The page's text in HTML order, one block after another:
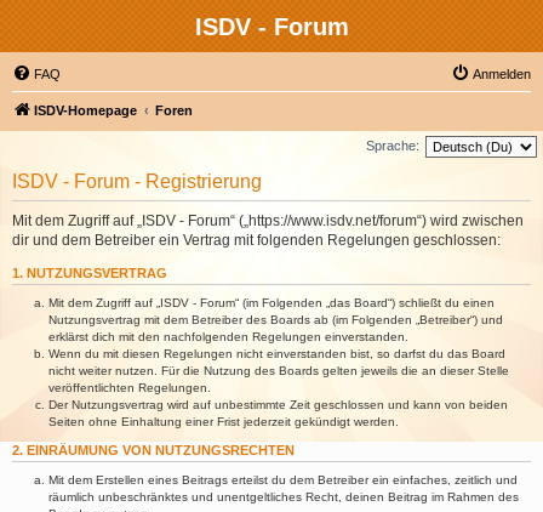
ISDV - Forum
FAQ Anmelden
ISDV-Homepage Foren
Sprache:
ISDV - Forum - Registrierung
Mit dem Zugriff auf „ISDV - Forum“ („https://www.isdv.net/forum“) wird zwischen
dir und dem Betreiber ein Vertrag mit folgenden Regelungen geschlossen:
1. NUTZUNGSVERTRAG
Mit dem Zugriff auf „ISDV - Forum“ (im Folgenden „das Board“) schließt du einen
Nutzungsvertrag mit dem Betreiber des Boards ab (im Folgenden „Betreiber“) und
erklärst dich mit den nachfolgenden Regelungen einverstanden.
Wenn du mit diesen Regelungen nicht einverstanden bist, so darfst du das Board
nicht weiter nutzen. Für die Nutzung des Boards gelten jeweils die an dieser Stelle
veröffentlichten Regelungen.
Der Nutzungsvertrag wird auf unbestimmte Zeit geschlossen und kann von beiden
Seiten ohne Einhaltung einer Frist jederzeit gekündigt werden.
2. EINRÄUMUNG VON NUTZUNGSRECHTEN
Mit dem Erstellen eines Beitrags erteilst du dem Betreiber ein einfaches, zeitlich und
räumlich unbeschränktes und unentgeltliches Recht, deinen Beitrag im Rahmen des